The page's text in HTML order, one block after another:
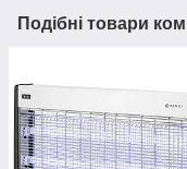
Подібні товари